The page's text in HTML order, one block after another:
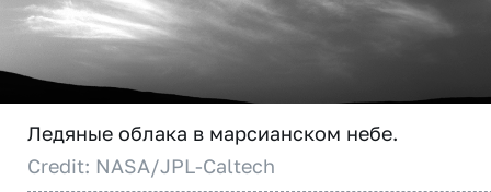
Ледяные облака в марсианском небе.
Credit: NASA/JPL-Caltech